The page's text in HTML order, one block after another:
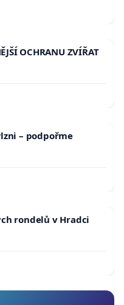
OCHRANU ZVÍŘAT
– podpořme
rondelů v Hradci